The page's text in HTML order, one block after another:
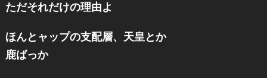
ただそれだけの理由よ
ほんとャップの支配層、天皇とか
鹿ばっか